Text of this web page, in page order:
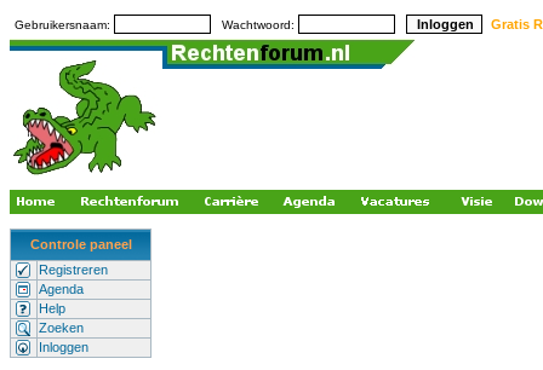
Gebruikersnaam: Wachtwoord: Gratis
Controle paneel
Registreren
Agenda
Help
Zoeken
Inloggen